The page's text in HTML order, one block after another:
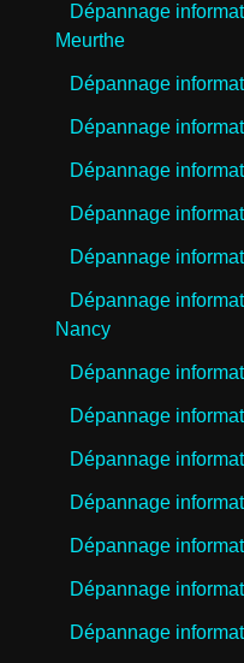
Dépannage
Meurthe
Dépannage
Dépannage
Dépannage
Dépannage
Dépannage
Dépannage
Nancy
Dépannage
Dépannage
Dépannage
Dépannage
Dépannage
Dépannage
Dépannage